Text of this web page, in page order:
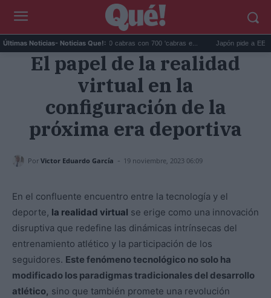
Últimas Noticias- Noticias Que!:
Galápagos eliminó 140.000 cabras con 700 'cabras e... Japón pide a EEUU
El papel de la realidad
virtual en la
configuración de la
próxima era deportiva
Por Victor Eduardo García - 19 noviembre, 2023 06:09
En el confluente encuentro entre la tecnología y el
deporte, la realidad virtual se erige como una innovación
disruptiva que redefine las dinámicas intrínsecas del
entrenamiento atlético y la participación de los
seguidores. Este fenómeno tecnológico no solo ha
modificado los paradigmas tradicionales del desarrollo
atlético, sino que también promete una revolución